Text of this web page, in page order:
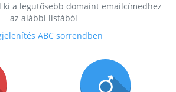
ki a legütősebb domaint emailcímedhez
az alábbi listából
ABC sorrendben